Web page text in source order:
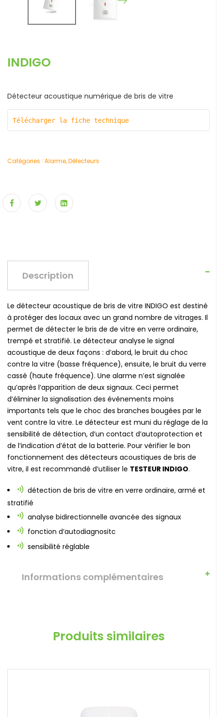
INDIGO
Détecteur acoustique numérique de bris de vitre
Télécharger la fiche technique
Catégories : Alarme,Détecteurs
Description
Le détecteur acoustique de bris de vitre INDIGO est destiné
à protéger des locaux avec un grand nombre de vitrages. Il
permet de détecter le bris de de vitre en verre ordinaire,
trempé et stratifié. Le détecteur analyse le signal
acoustique de deux façons : d’abord, le bruit du choc
contre la vitre (basse fréquence), ensuite, le bruit du verre
cassé (haute fréquence). Une alarme n’est signalée
qu’après l’apparition de deux signaux. Ceci permet
d’éliminer la signalisation des événements moins
importants tels que le choc des branches bougées par le
vent contre la vitre. Le détecteur est muni du réglage de la
sensibilité de détection, d’un contact d’autoprotection et
de l’indication d’état de la batterie. Pour vérifier le bon
fonctionnement des détecteurs acoustiques de bris de
vitre, il est recommandé d’utiliser le TESTEUR INDIGO.
détection de bris de vitre en verre ordinaire, armé et
stratifié
analyse bidirectionnelle avancée des signaux
fonction d’autodiagnositc
sensibilité réglable
Informations complémentaires
Produits similaires